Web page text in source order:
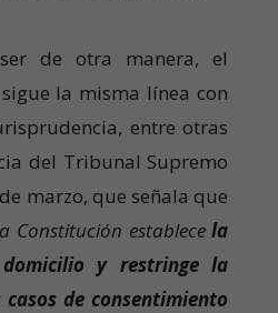
de otra manera, el
la misma línea con
entre otras
del Tribunal Supremo
marzo, que señala que
Constitución establecela
y restringe la
de consentimiento